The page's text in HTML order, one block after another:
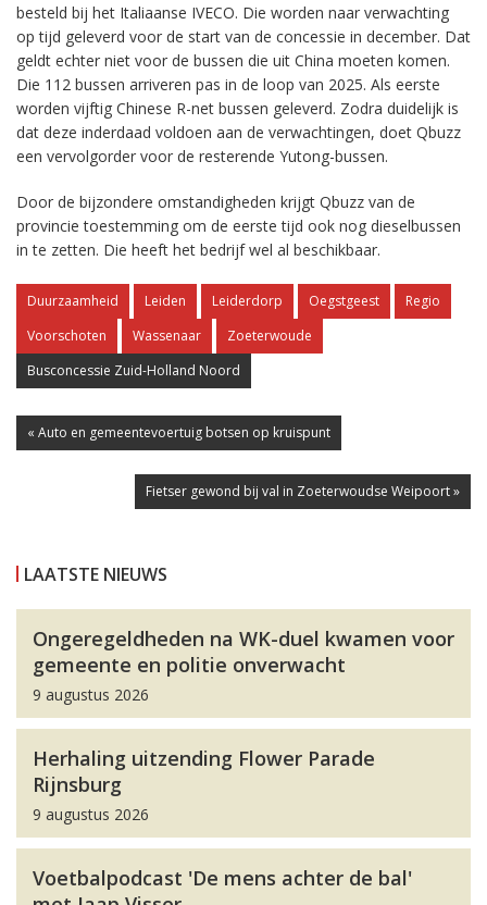
besteld bij het Italiaanse IVECO. Die worden naar verwachting
op tijd geleverd voor de start van de concessie in december. Dat
geldt echter niet voor de bussen die uit China moeten komen.
Die 112 bussen arriveren pas in de loop van 2025. Als eerste
worden vijftig Chinese R-net bussen geleverd. Zodra duidelijk is
dat deze inderdaad voldoen aan de verwachtingen, doet Qbuzz
een vervolgorder voor de resterende Yutong-bussen.
Door de bijzondere omstandigheden krijgt Qbuzz van de
provincie toestemming om de eerste tijd ook nog dieselbussen
in te zetten. Die heeft het bedrijf wel al beschikbaar.
Duurzaamheid Leiden Leiderdorp Oegstgeest
Regio
Voorschoten
Wassenaar
Zoeterwoude
Busconcessie Zuid-Holland Noord
« Auto en gemeentevoertuig botsen op kruispunt
Fietser gewond bij val in Zoeterwoudse Weipoort »
LAATSTE NIEUWS
Ongeregeldheden na WK-duel kwamen voor
gemeente en politie onverwacht
9 augustus 2026
Herhaling uitzending Flower Parade
Rijnsburg
9 augustus 2026
Voetbalpodcast 'De mens achter de bal'